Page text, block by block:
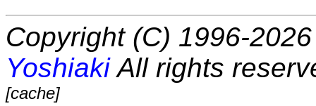
Copyright (C) 1996-
YoshiakiAll rights
[cache]